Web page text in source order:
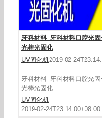
牙科材料_牙科材料口腔光
光棒光固化
UV固化机2019-02-
牙科材料_牙科材料口腔光
光棒光固化
UV固化机
2019-02-24T23:14:00+08:00